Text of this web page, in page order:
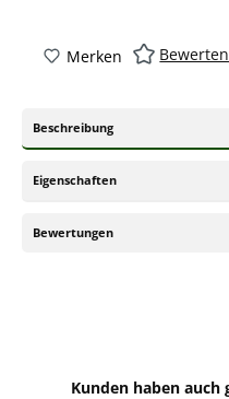
Merken Bewerten
Beschreibung
Eigenschaften
Bewertungen
Produktgalerie
Kunden haben auch